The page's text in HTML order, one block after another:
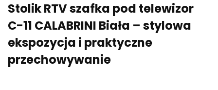
Stolik RTV szafka pod telewizor
C-11 CALABRINI Biała – stylowa
ekspozycja i praktyczne
przechowywanie